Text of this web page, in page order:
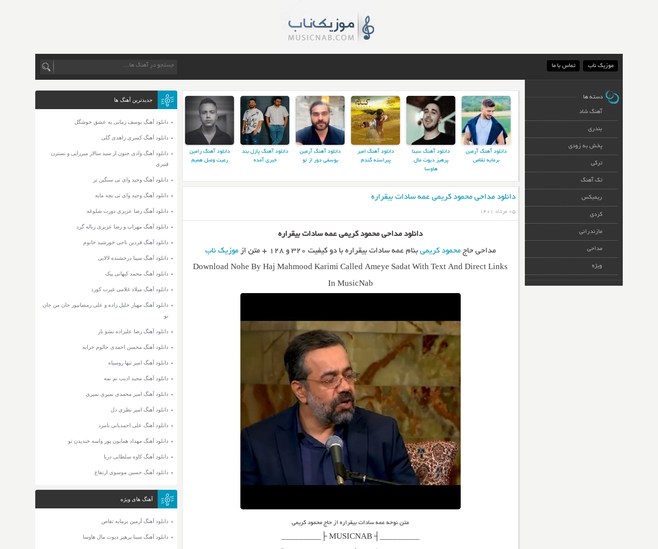
موزیک ناب تماس با ما
دانلود آهنگ آرمین
برمایه تقاص
دانلود آهنگ سینا
پرهیز دیوت مال
هاوسا
دانلود آهنگ امیر
پیراسته گندم
دانلود آهنگ آرمین
یوسفی دور از تو
دانلود آهنگ پازل بند
خبری آمده
دانلود آهنگ رامین
رعیت وصل همیم
دانلود مداحی محمود کریمی عمه سادات بیقراره
۰۵ مرداد ۱۴۰۱
دانلود مداحی محمود کریمی عمه سادات بیقراره
مداحی حاجمحمود کریمی بنام عمه سادات بیقراره با دو کیفیت ۳۲۰ و ۱۲۸ + متن از
موزیک ناب
Download Nohe By Haj Mahmood Karimi Called Ameye Sadat With Text And Direct Links
In MusicNab
متن نوحه عمه سادات بیقراره از حاج محمود کریمی
_________┤ MUSICNAB ├_________
جدیدترین آهنگ ها
دانلود آهنگ یوسف زمانی یه عشق خوشگل
دانلود آهنگ کسری زاهدی گلی
دانلود آهنگ وادی جنون از سید سالار میرزایی و نسترن
قنبری
دانلود آهنگ وحید وای تی سنگین تر
دانلود آهنگ وحید وای تی بچه مایه
دانلود آهنگ رضا عزیزی دورت شلوغه
دانلود آهنگ مهراب و رضا عزیزی زباله گرد
دانلود آهنگ فردین ناجی خورشید خانوم
دانلود آهنگ سینا درخشنده لالایی
دانلود آهنگ محمد کیهانی پیک
دانلود آهنگ میلاد غلامی غیرت کورد
دانلود آهنگ مهیار خلیل زاده و علی رمضانپور جان من جان
تو
دانلود آهنگ رضا علیزاده نشو یار
دانلود آهنگ محسن احمدی حالوم خرابه
دانلود آهنگ امیر تنها روسیاه
دانلود آهنگ مجید ادیب نم نمه
دانلود آهنگ امیر محمدی نمیری نمیری
دانلود آهنگ امیر نظری دل
دانلود آهنگ علی احمدیانی نامرد
دانلود آهنگ مهداد همایون پور واسه خندیدن تو
دانلود آهنگ کاوه سلطانی دریا
دانلود آهنگ حسین موسوی ارتفاع
آهنگ های ویژه
دانلود آهنگ آرمین برمایه تقاص
دانلود آهنگ سینا پرهیز دیوت مال هاوسا
دسته ها
آهنگ شاد
بندری
پخش به زودی
ترکی
تک آهنگ
ریمیکس
کردی
مازندرانی
مداحی
ویژه